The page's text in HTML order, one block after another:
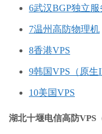
6武汉BGP独立服
7温州高防物理机
8香港VPS
9韩国VPS（原生
10美国VPS
湖北十堰电信高防VPS